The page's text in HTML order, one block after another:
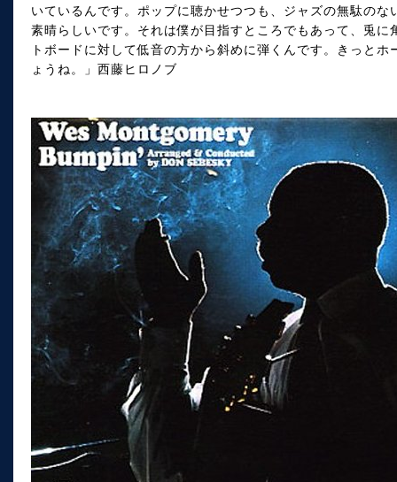
いているんです。ポップに聴かせつつも、ジャズの無駄の
素晴らしいです。それは僕が目指すところでもあって、兎
トボードに対して低音の方から斜めに弾くんです。きっと
ょうね。」西藤ヒロノブ